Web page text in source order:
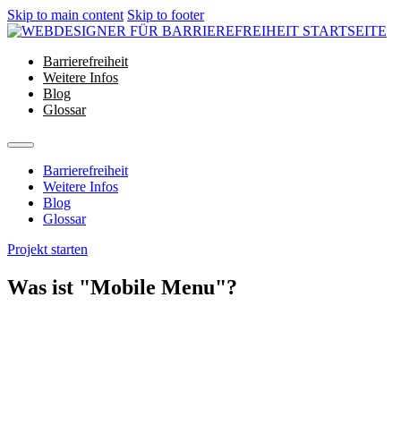
Skip to main content Skip to footer
Barrierefreiheit
Weitere Infos
Blog
Glossar
Barrierefreiheit
Weitere Infos
Blog
Glossar
Projekt starten
Was ist "Mobile Menu"?